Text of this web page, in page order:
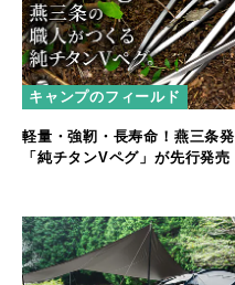
キャンプのフィールド
軽量・強靭・長寿命！燕三条発
「純チタンVペグ」が先行発売